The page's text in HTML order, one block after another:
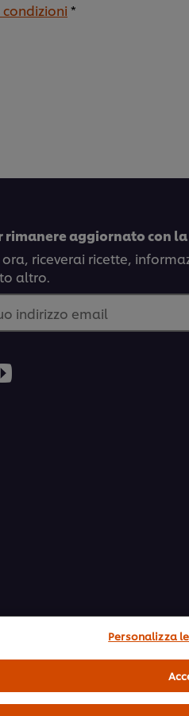
*
rimanere aggiornato con
riceverai ricette,
altro.
indirizzo email
Personalizza